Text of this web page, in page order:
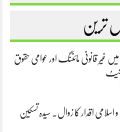
ترین
غیر قانونی مائننگ اور عوامی حقوق
و اسلامی اقدار کا زوال. سیدہ تسکین